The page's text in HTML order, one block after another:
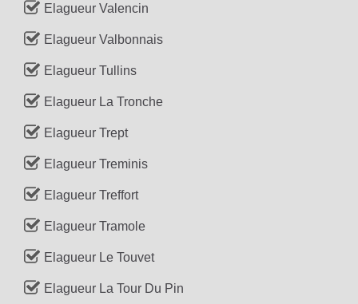
Elagueur Valencin
Elagueur Valbonnais
Elagueur Tullins
Elagueur La Tronche
Elagueur Trept
Elagueur Treminis
Elagueur Treffort
Elagueur Tramole
Elagueur Le Touvet
Elagueur La Tour Du Pin